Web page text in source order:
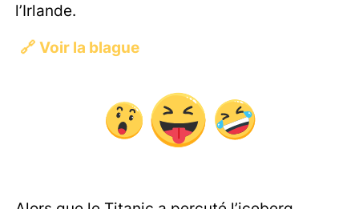
l’Irlande.
🔗 Voir la blague